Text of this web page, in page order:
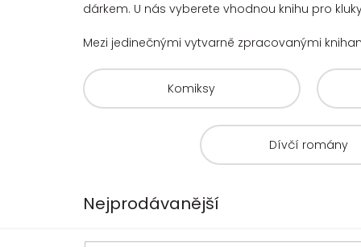
dárkem. U nás vyberete vhodnou knihu pro
Mezi jedinečnými vytvarně zpracovanými
Komiksy
Dívčí romány
Nejprodávanější